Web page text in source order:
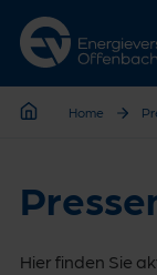
Zur
Zur
Zum
Zur
Home
Hier finden Sie